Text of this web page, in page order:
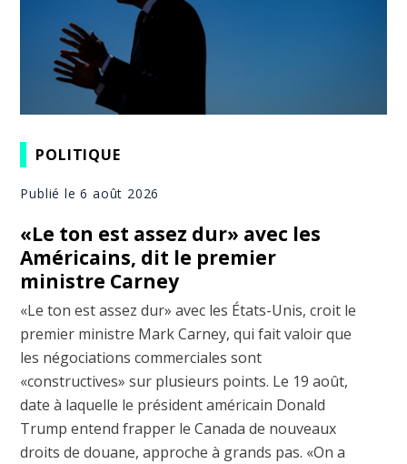
POLITIQUE
Publié le 6 août 2026
«Le ton est assez dur» avec les
Américains, dit le premier
ministre Carney
«Le ton est assez dur» avec les États-Unis, croit le
premier ministre Mark Carney, qui fait valoir que
les négociations commerciales sont
«constructives» sur plusieurs points. Le 19 août,
date à laquelle le président américain Donald
Trump entend frapper le Canada de nouveaux
droits de douane, approche à grands pas. «On a